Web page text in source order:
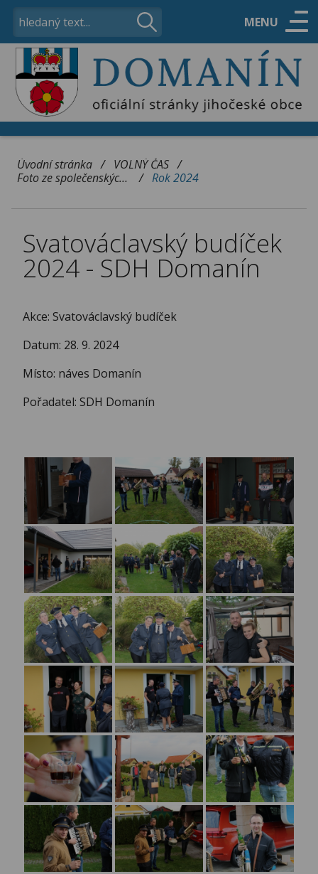
MENU
ÚŘAD
OBEC
KONTAKTY
Úvodní stránka / VOLNÝ ČAS /
Foto ze společenských akcí
/ Rok 2024
Svatováclavský budíček
2024 - SDH Domanín
Akce: Svatováclavský budíček
Datum: 28. 9. 2024
Místo: náves Domanín
Pořadatel: SDH Domanín